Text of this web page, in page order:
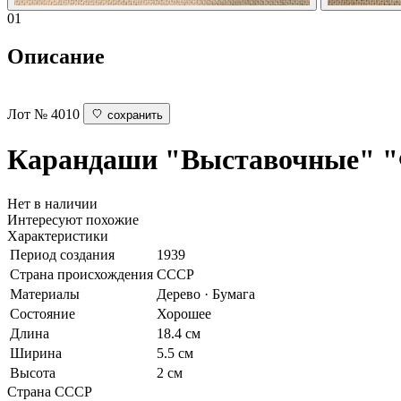
01
Описание
Лот № 4010 сохранить
Карандаши "Выставочные"
Нет в наличии
Интересуют похожие
Характеристики
Период создания
1939
Страна происхождения СССР
Материалы
Дерево · Бумага
Состояние
Хорошее
Длина
18.4 см
Ширина
5.5 см
Высота
2 см
Страна СССР